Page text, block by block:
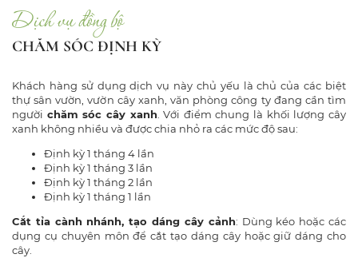
Dịch vụ đồng bộ
CHĂM SÓC ĐỊNH KỲ
Khách hàng sử dụng dịch vụ này chủ yếu là chủ của các biệt
thự sân vườn, vườn cây xanh, văn phòng công ty đang cần tìm
người chăm sóc cây xanh. Với điểm chung là khối lượng cây
xanh không nhiều và được chia nhỏ ra các mức độ sau:
Định kỳ 1 tháng 4 lần
Định kỳ 1 tháng 3 lần
Định kỳ 1 tháng 2 lần
Định kỳ 1 tháng 1 lần
Cắt tỉa cành nhánh, tạo dáng cây cảnh: Dùng kéo hoặc các
dụng cụ chuyên môn để cắt tạo dáng cây hoặc giữ dáng cho
cây.